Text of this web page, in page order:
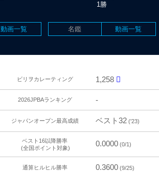
1勝
動画一覧 名鑑 動画一覧
ビリヲカレーティング 1,258
2026JPBAランキング -
ジャパンオープン最高成績 ベスト32 ('23)
ベスト16以降勝率
(全国ポイント対象)
0.0000 (0/1)
通算ヒルヒル勝率 0.3600 (9/25)